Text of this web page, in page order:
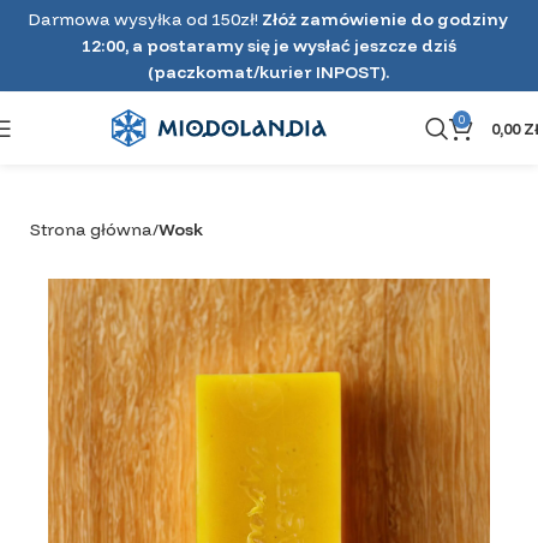
Darmowa wysyłka od 150zł! Złóż zamówienie do godziny
12:00, a postaramy się je wysłać jeszcze dziś
(paczkomat/kurier INPOST).
0 0,00
Strona główna Wosk